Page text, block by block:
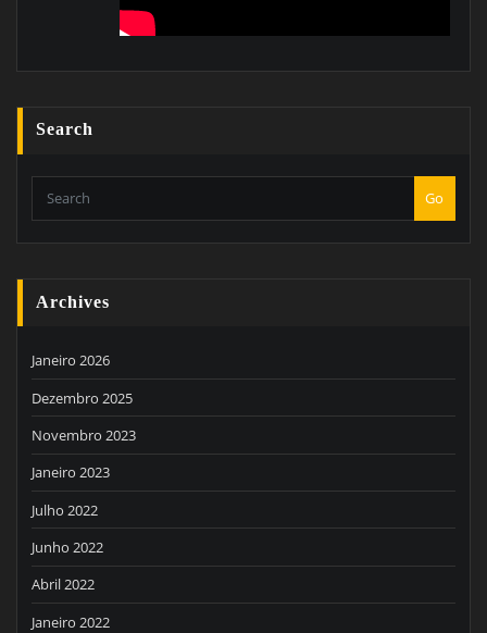
Search
Go
Archives
Janeiro 2026
Dezembro 2025
Novembro 2023
Janeiro 2023
Julho 2022
Junho 2022
Abril 2022
Janeiro 2022